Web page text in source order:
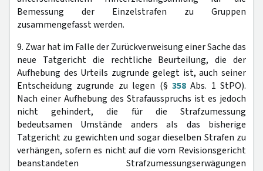
Bemessung der Einzelstrafen zu Gruppen
zusammengefasst werden.
9. Zwar hat im Falle der Zurückverweisung einer Sache das
neue Tatgericht die rechtliche Beurteilung, die der
Aufhebung des Urteils zugrunde gelegt ist, auch seiner
Entscheidung zugrunde zu legen (§ 358Abs. 1 StPO).
Nach einer Aufhebung des Strafausspruchs ist es jedoch
nicht gehindert, die für die Strafzumessung
bedeutsamen Umstände anders als das bisherige
Tatgericht zu gewichten und sogar dieselben Strafen zu
verhängen, sofern es nicht auf die vom Revisionsgericht
beanstandeten Strafzumessungserwägungen